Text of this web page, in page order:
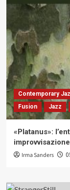
Contemporary
Fusion
Jazz
«Platanus»:
Irma Sanders